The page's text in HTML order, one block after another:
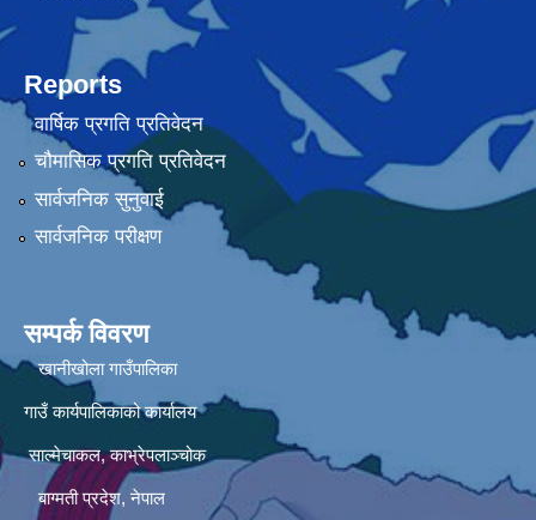
Reports
वार्षिक प्रगति प्रतिवेदन
चौमासिक प्रगति प्रतिवेदन
सार्वजनिक सुनुवाई
सार्वजनिक परीक्षण
सम्पर्क विवरण
खानीखोला गाउँपालिका
गाउँ कार्यपालिकाको कार्यालय
साल्मेचाकल, काभ्रेपलाञ्चोक
बाग्मती प्रदेश, नेपाल